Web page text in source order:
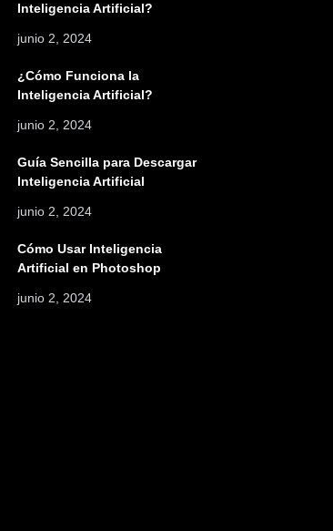
Inteligencia Artificial?
junio 2, 2024
¿Cómo Funciona la
Inteligencia Artificial?
junio 2, 2024
Guía Sencilla para Descargar
Inteligencia Artificial
junio 2, 2024
Cómo Usar Inteligencia
Artificial en Photoshop
junio 2, 2024